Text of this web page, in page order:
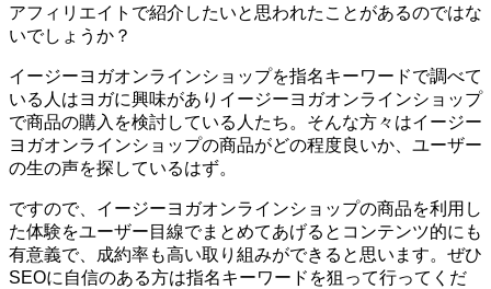
アフィリエイトで紹介したいと思われたことがあるのではな
いでしょうか？
イージーヨガオンラインショップを指名キーワードで調べて
いる人はヨガに興味がありイージーヨガオンラインショップ
で商品の購入を検討している人たち。そんな方々はイージー
ヨガオンラインショップの商品がどの程度良いか、ユーザー
の生の声を探しているはず。
ですので、イージーヨガオンラインショップの商品を利用し
た体験をユーザー目線でまとめてあげるとコンテンツ的にも
有意義で、成約率も高い取り組みができると思います。ぜひ
SEOに自信のある方は指名キーワードを狙って行ってくだ